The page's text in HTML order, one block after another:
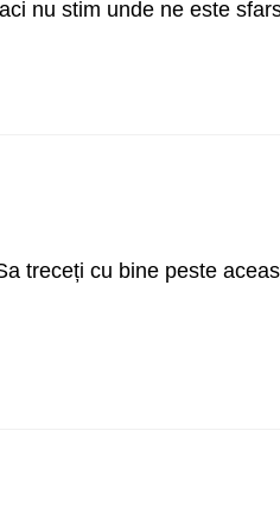
nu stim unde ne este
treceți cu bine peste